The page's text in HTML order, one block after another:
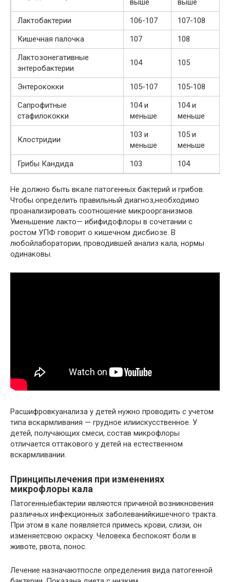
выше
выше
Лактобактерии
106-107
107-108
Кишечная палочка
107
108
Лактозонегативные
энтеробактерии
104 105
Энтерококки 105-107
105-108
Сапрофитные
стафилококки
104 и
меньше
104 и
меньше
Клостридии
103 и
меньше
105 и
меньше
Грибы Кандида
103 104
Не должно быть вкале патогенных бактерий и грибов.
Чтобы определить правильный диагноз,необходимо
проанализировать соотношение микроорганизмов.
Уменьшение лакто— ибифидофлоры в сочетании с
ростом УПФ говорит о кишечном дисбиозе. В
любойлаборатории, проводившей анализ кала, нормы
одинаковы.
Расшифровкуанализа у детей нужно проводить с учетом
типа вскармливания — грудное илиискусственное. У
детей, получающих смеси, состав микрофлоры
отличается оттакового у детей на естественном
вскармливании.
Принципылечения при изменениях
микрофлоры кала
Патогенныебактерии являются причиной возникновения
различных инфекционных заболеванийкишечного тракта.
При этом в кале появляется примесь крови, слизи, он
изменяетсвою окраску. Человека беспокоят боли в
животе, рвота, понос.
Лечение назначаютпосле определения вида патогенной